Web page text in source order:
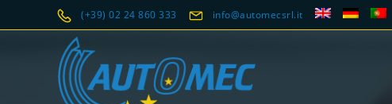
(+39) 02 24 860 333 info@automecsrl.it